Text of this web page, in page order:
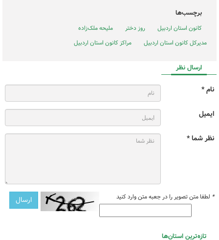
برچسب‌ها
کانون استان اردبیل روز دختر
ملیحه ملک‌زاده
مدیرکل کانون استان اردبیل
مراکز کانون استان اردبیل
ارسال نظر
نام *
ایمیل
نظر شما *
* لطفا متن تصویر را در جعبه متن وارد کنید
تازه‌ترین استان‌ها